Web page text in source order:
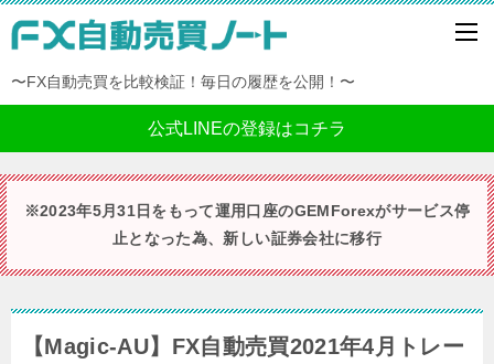
〜FX自動売買を比較検証！毎日の履歴を公開！〜
公式LINEの登録はコチラ
※2023年5月31日をもって運用口座のGEMForexがサービス停
止となった為、新しい証券会社に移行
【Magic-AU】FX自動売買2021年4月トレー